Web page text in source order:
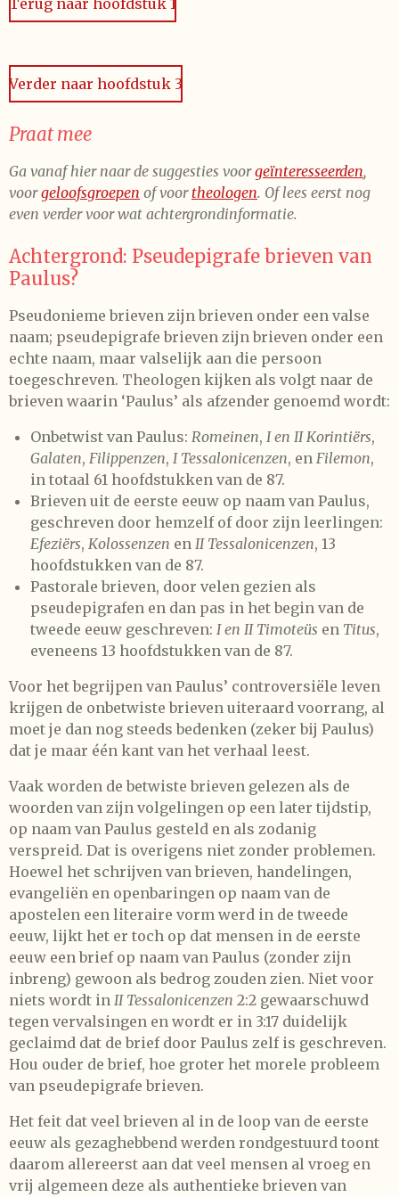
g
:
.
5
3
3
3
3
3
3
3
3
s
t
e
n
r r
e
n
r
e
n
r
e
n
r
e
n
Verder naar hoofdstuk 3
Praat mee
Ga vanaf hier naar de suggesties voorgeïnteresseerden,
voorgeloofsgroepen of voor theologen. Of lees eerst nog
even verder voor wat achtergrondinformatie.
Achtergrond: Pseudepigrafe brieven van
Paulus?
Pseudonieme brieven zijn brieven onder een valse
naam; pseudepigrafe brieven zijn brieven onder een
echte naam, maar valselijk aan die persoon
toegeschreven. Theologen kijken als volgt naar de
brieven waarin ‘Paulus’ als afzender genoemd wordt:
Onbetwist van Paulus: Romeinen, I en II Korintiërs,
Galaten, Filippenzen, I Tessalonicenzen, en Filemon,
in totaal 61 hoofdstukken van de 87.
Brieven uit de eerste eeuw op naam van Paulus,
geschreven door hemzelf of door zijn leerlingen:
Efeziërs, Kolossenzen en II Tessalonicenzen, 13
hoofdstukken van de 87.
Pastorale brieven, door velen gezien als
pseudepigrafen en dan pas in het begin van de
tweede eeuw geschreven: I en II Timoteüs en Titus,
eveneens 13 hoofdstukken van de 87.
Voor het begrijpen van Paulus’ controversiële leven
krijgen de onbetwiste brieven uiteraard voorrang, al
moet je dan nog steeds bedenken (zeker bij Paulus)
dat je maar één kant van het verhaal leest.
Vaak worden de betwiste brieven gelezen als de
woorden van zijn volgelingen op een later tijdstip,
op naam van Paulus gesteld en als zodanig
verspreid. Dat is overigens niet zonder problemen.
Hoewel het schrijven van brieven, handelingen,
evangeliën en openbaringen op naam van de
apostelen een literaire vorm werd in de tweede
eeuw, lijkt het er toch op dat mensen in de eerste
eeuw een brief op naam van Paulus (zonder zijn
inbreng) gewoon als bedrog zouden zien. Niet voor
niets wordt in II Tessalonicenzen 2:2 gewaarschuwd
tegen vervalsingen en wordt er in 3:17 duidelijk
geclaimd dat de brief door Paulus zelf is geschreven.
Hou ouder de brief, hoe groter het morele probleem
van pseudepigrafe brieven.
Het feit dat veel brieven al in de loop van de eerste
eeuw als gezaghebbend werden rondgestuurd toont
daarom allereerst aan dat veel mensen al vroeg en
vrij algemeen deze als authentieke brieven van